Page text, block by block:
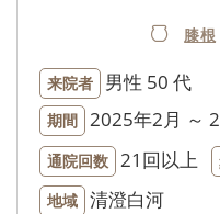
膝根
来院者 男性 50 代
期間 2025年2月 ～
通院回数 21回以上
地域 清澄白河